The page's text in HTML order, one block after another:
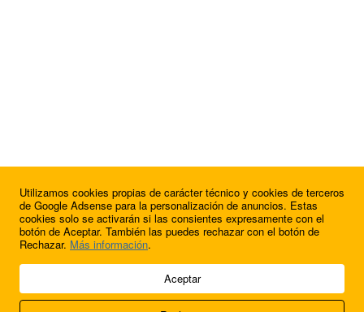
© 2009 - 2026 Soluciones Corporativas IP, SL.
Utilizamos cookies propias de carácter técnico y cookies de terceros
de Google Adsense para la personalización de anuncios. Estas
cookies solo se activarán si las consientes expresamente con el
botón de Aceptar. También las puedes rechazar con el botón de
Rechazar. Más información.
Aceptar